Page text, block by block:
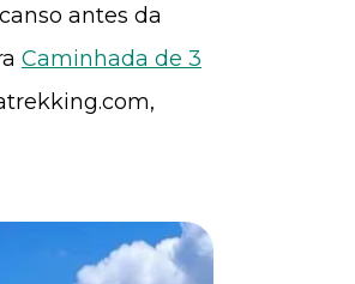
antes da
Caminhada de 3